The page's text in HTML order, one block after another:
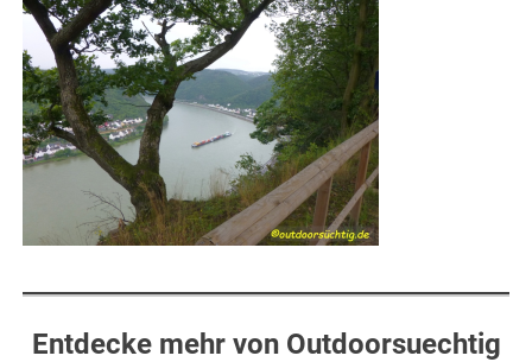
Entdecke mehr von Outdoorsuechtig